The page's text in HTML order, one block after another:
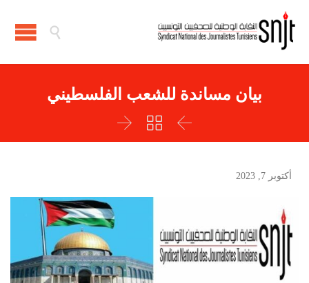

بيان مساندة للشعب الفلسطيني



أكتوبر 7, 2023